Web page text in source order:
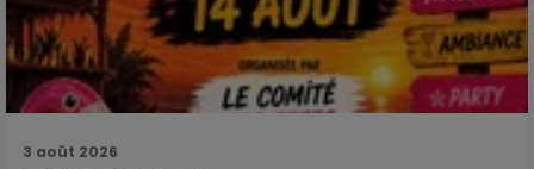
3 août 2026